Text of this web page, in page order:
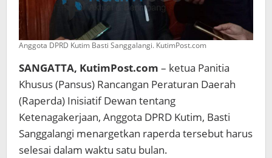
Anggota DPRD Kutim Basti Sanggalangi. KutimPost.com
SANGATTA, KutimPost.com – ketua Panitia
Khusus (Pansus) Rancangan Peraturan Daerah
(Raperda) Inisiatif Dewan tentang
Ketenagakerjaan, Anggota DPRD Kutim, Basti
Sanggalangi menargetkan raperda tersebut harus
selesai dalam waktu satu bulan.